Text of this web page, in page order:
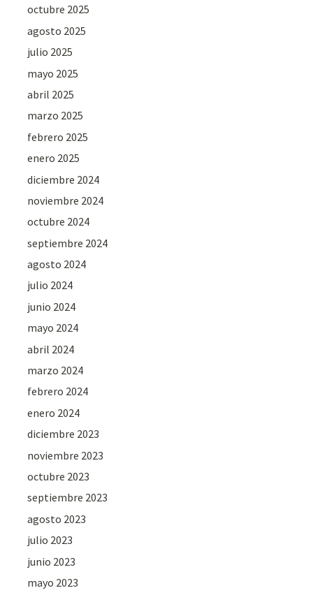
octubre 2025
agosto 2025
julio 2025
mayo 2025
abril 2025
marzo 2025
febrero 2025
enero 2025
diciembre 2024
noviembre 2024
octubre 2024
septiembre 2024
agosto 2024
julio 2024
junio 2024
mayo 2024
abril 2024
marzo 2024
febrero 2024
enero 2024
diciembre 2023
noviembre 2023
octubre 2023
septiembre 2023
agosto 2023
julio 2023
junio 2023
mayo 2023